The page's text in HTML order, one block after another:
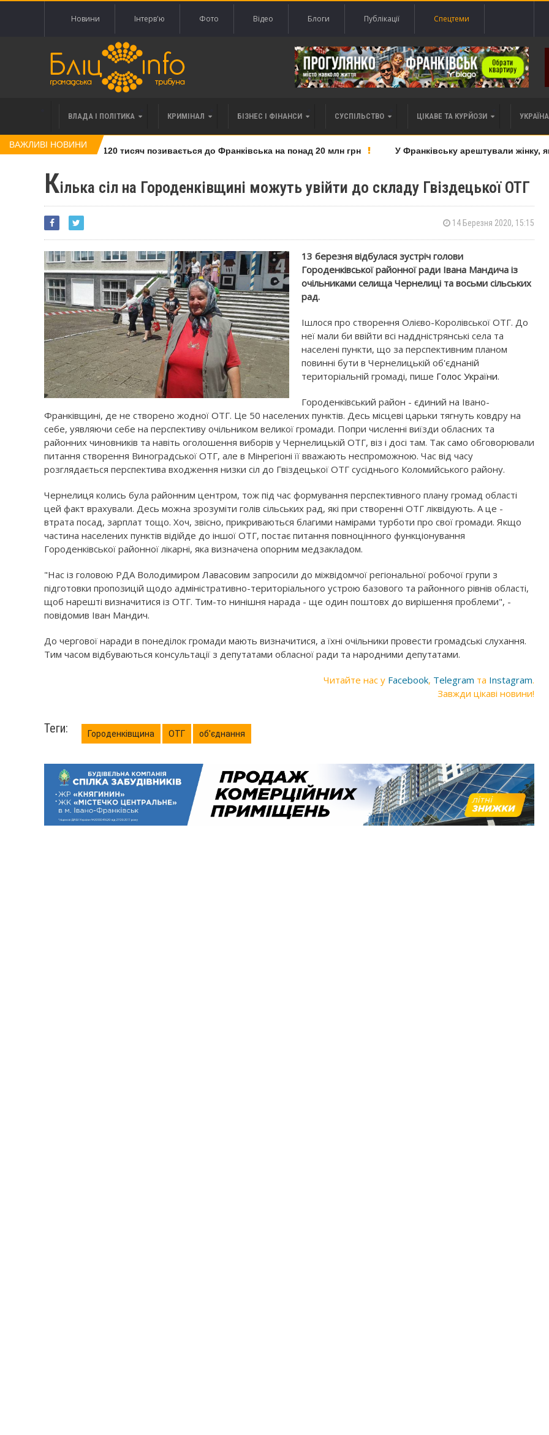
Новини Інтерв'ю Фото Відео Блоги Публікації Спецтеми
ВЛАДА І ПОЛІТИКА КРИМІНАЛ БІЗНЕС І ФІНАНСИ СУСПІЛЬСТВО ЦІКАВЕ ТА КУРЙОЗИ
ВАЖЛИВІ НОВИНИ
права вимоги за 120 тисяч позивається до Франківська на понад 20 млн грн У Франківську арештували жінку,
Кілька сіл на Городенківщині можуть увійти до складу Гвіздецької ОТГ
14 Березня 2020, 15:15
13 березня відбулася зустріч голови
Городенківської районної ради Івана Мандича із
очільниками селища Чернелиці та восьми сільських
рад.
Ішлося про створення Олієво-Королівської ОТГ. До
неї мали би ввійти всі наддністрянські села та
населені пункти, що за перспективним планом
повинні бути в Чернелицькій об'єднаній
територіальній громаді, пише Голос України.
Городенківський район - єдиний на Івано-
Франківщині, де не створено жодної ОТГ. Це 50 населених пунктів. Десь місцеві царьки тягнуть ковдру на
себе, уявляючи себе на перспективу очільником великої громади. Попри численні виїзди обласних та
районних чиновників та навіть оголошення виборів у Чернелицькій ОТГ, віз і досі там. Так само обговорювали
питання створення Виноградської ОТГ, але в Мінрегіоні її вважають неспроможною. Час від часу
розглядається перспектива входження низки сіл до Гвіздецької ОТГ сусіднього Коломийського району.
Чернелиця колись була районним центром, тож під час формування перспективного плану громад області
цей факт врахували. Десь можна зрозуміти голів сільських рад, які при створенні ОТГ ліквідують. А це -
втрата посад, зарплат тощо. Хоч, звісно, прикриваються благими намірами турботи про свої громади. Якщо
частина населених пунктів відійде до іншої ОТГ, постає питання повноцінного функціонування
Городенківської районної лікарні, яка визначена опорним медзакладом.
"Нас із головою РДА Володимиром Лавасовим запросили до міжвідомчої регіональної робочої групи з
підготовки пропозицій щодо адміністративно-територіального устрою базового та районного рівнів області,
щоб нарешті визначитися із ОТГ. Тим-то нинішня нарада - ще один поштовх до вирішення проблеми", -
повідомив Іван Мандич.
До чергової наради в понеділок громади мають визначитися, а їхні очільники провести громадські слухання.
Тим часом відбуваються консультації з депутатами обласної ради та народними депутатами.
Читайте нас у Facebook, Telegram та Instagram.
Завжди цікаві новини!
Теги: Городенківщина ОТГ об'єднання